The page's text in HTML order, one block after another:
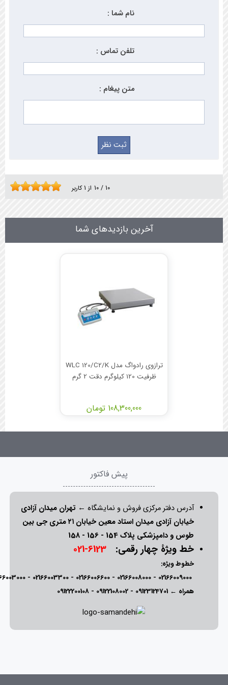
نام شما :
تلفن تماس :
متن پیغام :
10 / 10 از 1کاربر
آخرین بازدیدهای شما
ترازوی رادواگ مدل WLC 120/C2/K
ظرفیت 120 کیلوگرم دقت 2 گرم
108,300,000 تومان
پیش فاکتور
آدرس دفتر مرکزی فروش و نمایشگاه ← تهران میدان آزادی
خیابان آزادی میدان استاد معین خیابان ۲۱ متری جی بین
طوس و دامپزشکی پلاک 154 - 156 - 158
خط ویژۀ چهار رقمی:6123-021
خطوط ویژه:
02166009000
-
02166008000
-
02166006600
-
02166003300
-
همراه ← 09123124701
-
09122108002
-
09122200108